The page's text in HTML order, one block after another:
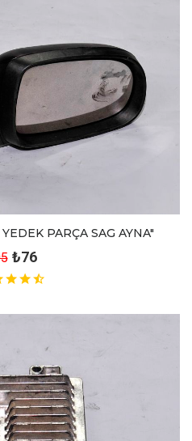
PARÇA SAG AYNA"
₺76